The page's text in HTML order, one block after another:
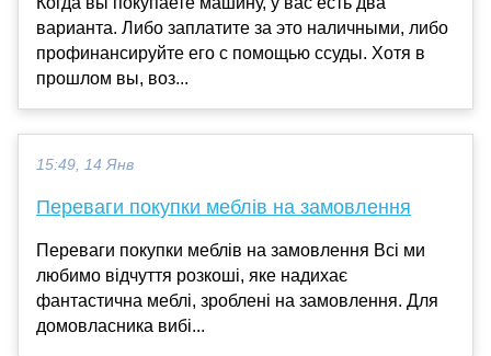
варианта. Либо заплатите за это наличными, либо
профинансируйте его с помощью ссуды. Хотя в
прошлом вы, воз...
15:49, 14 Янв
Переваги покупки меблів на замовлення
Переваги покупки меблів на замовлення Всі ми
любимо відчуття розкоші, яке надихає
фантастична меблі, зроблені на замовлення. Для
домовласника вибі...